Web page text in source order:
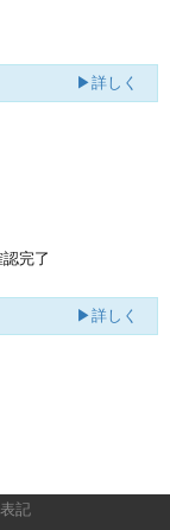
▶詳しく
認完了
▶詳しく
記